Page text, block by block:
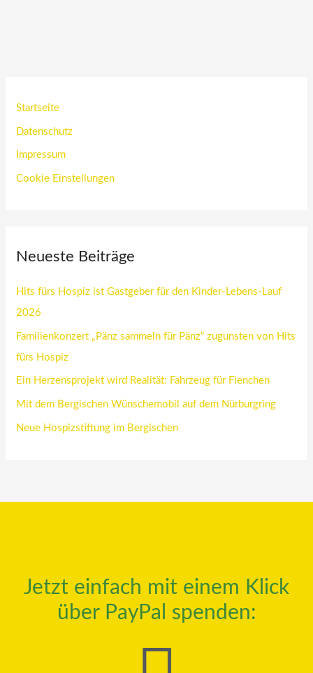
Startseite
Datenschutz
Impressum
Cookie Einstellungen
Neueste Beiträge
Hits fürs Hospiz ist Gastgeber für den Kinder-Lebens-Lauf
2026
Familienkonzert „Pänz sammeln für Pänz“ zugunsten von Hits
fürs Hospiz
Ein Herzensprojekt wird Realität: Fahrzeug für Fienchen
Mit dem Bergischen Wünschemobil auf dem Nürburgring
Neue Hospizstiftung im Bergischen
Jetzt einfach mit einem Klick
über PayPal spenden: